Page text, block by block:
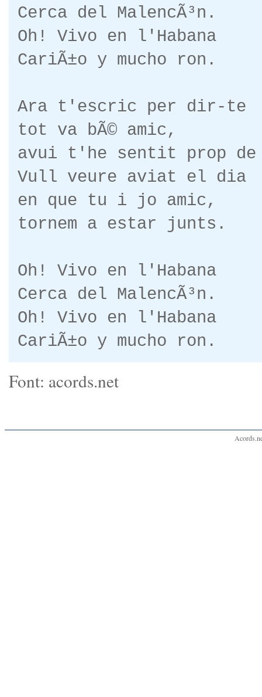
Cerca del MalencÃ³n.
Oh! Vivo en l'Habana
CariÃ±o y mucho ron.
Ara t'escric per dir-te
tot va bÃ© amic,
avui t'he sentit prop de
Vull veure aviat el dia
en que tu i jo amic,
tornem a estar junts.
Oh! Vivo en l'Habana
Cerca del MalencÃ³n.
Oh! Vivo en l'Habana
CariÃ±o y mucho ron.
Font: acords.net